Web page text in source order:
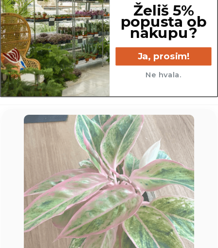
19 cm
Želiš 5%
popusta ob
nakupu?
Ja, prosim!
Ne hvala.